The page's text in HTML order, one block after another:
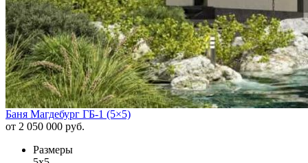
Баня Магдебург ГБ-1 (5×5)
от 2 050 000 руб.
Размеры